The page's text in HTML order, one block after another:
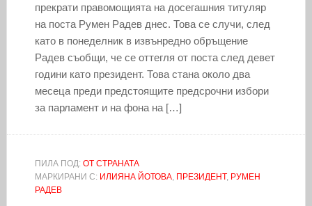
прекрати правомощията на досегашния титуляр
на поста Румен Радев днес. Това се случи, след
като в понеделник в извънредно обръщение
Радев съобщи, че се оттегля от поста след девет
години като президент. Това стана около два
месеца преди предстоящите предсрочни избори
за парламент и на фона на […]
ПИЛА ПОД: ОТ СТРАНАТА
МАРКИРАНИ С: ИЛИЯНА ЙОТОВА, ПРЕЗИДЕНТ, РУМЕН
РАДЕВ